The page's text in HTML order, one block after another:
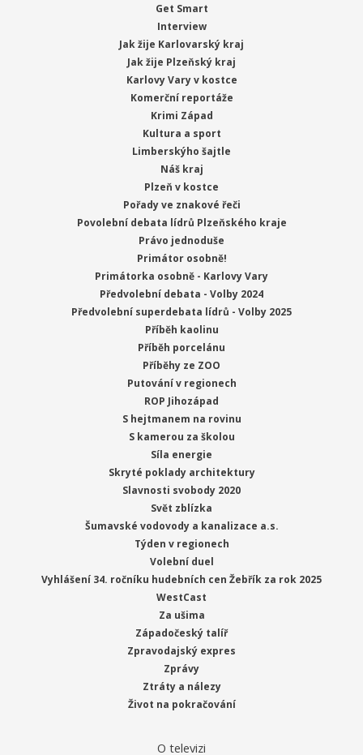
Get Smart
Interview
Jak žije Karlovarský kraj
Jak žije Plzeňský kraj
Karlovy Vary v kostce
Komerční reportáže
Krimi Západ
Kultura a sport
Limberskýho šajtle
Náš kraj
Plzeň v kostce
Pořady ve znakové řeči
Povolební debata lídrů Plzeňského kraje
Právo jednoduše
Primátor osobně!
Primátorka osobně - Karlovy Vary
Předvolební debata - Volby 2024
Předvolební superdebata lídrů - Volby 2025
Příběh kaolinu
Příběh porcelánu
Příběhy ze ZOO
Putování v regionech
ROP Jihozápad
S hejtmanem na rovinu
S kamerou za školou
Síla energie
Skryté poklady architektury
Slavnosti svobody 2020
Svět zblízka
Šumavské vodovody a kanalizace a.s.
Týden v regionech
Volební duel
Vyhlášení 34. ročníku hudebních cen Žebřík za rok 2025
WestCast
Za ušima
Západočeský talíř
Zpravodajský expres
Zprávy
Ztráty a nálezy
Život na pokračování
O televizi